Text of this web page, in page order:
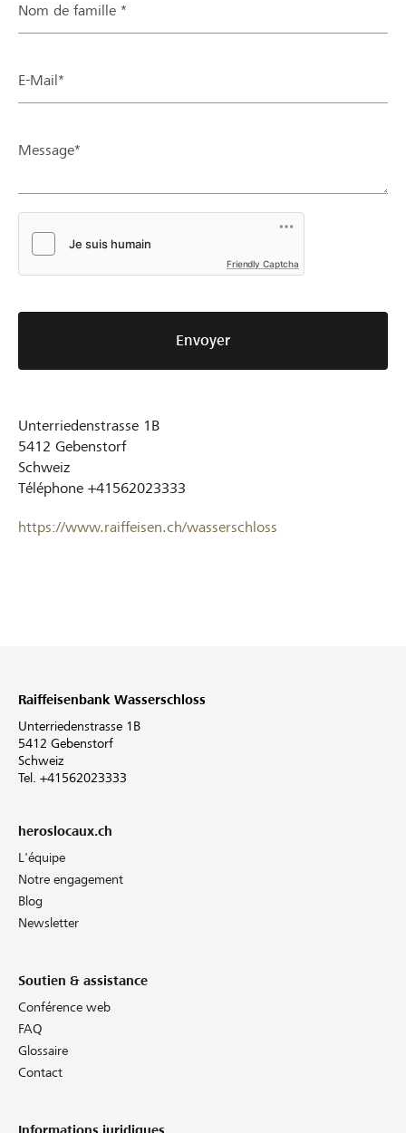
Nom de famille *
E-Mail*
Message*
Friendly Captcha
Envoyer
Unterriedenstrasse 1B
5412 Gebenstorf
Schweiz
Téléphone +41562023333
https://www.raiffeisen.ch/wasserschloss
Raiffeisenbank Wasserschloss
Unterriedenstrasse 1B
5412 Gebenstorf
Schweiz
Tel. +41562023333
heroslocaux.ch
L'équipe
Notre engagement
Blog
Newsletter
Soutien & assistance
Conférence web
FAQ
Glossaire
Contact
Informations juridiques